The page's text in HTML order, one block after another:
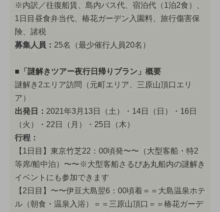
※内訳／往復船賃、島内バス代、宿泊代（1泊2食）、
1日目昼食弁当代、椿花ガーデン入園料、旅行傷害保
険、諸税
募集人員： 25名（最少催行人員20名）
■「謎解きツアー夜行日帰りプラン」概要
謎解き2エリア訪問（元町エリア、三原山頂口エリ
ア）
出発日： 2021年3月13日（土）・14日（日）・16日
（火）・22日（月）・25日（木）
行程：
【1日目】東京竹芝22：00頃発〜〜（大型客船・特2
等席/船中泊）〜〜※大型客船さるびあ丸船内の謎解き
イベントにも参加できます
【2日目】〜〜伊豆大島翌6：00頃着＝＝大島温泉ホテ
ル（朝食・温泉入浴）＝＝三原山頂口＝＝椿花ガーデ